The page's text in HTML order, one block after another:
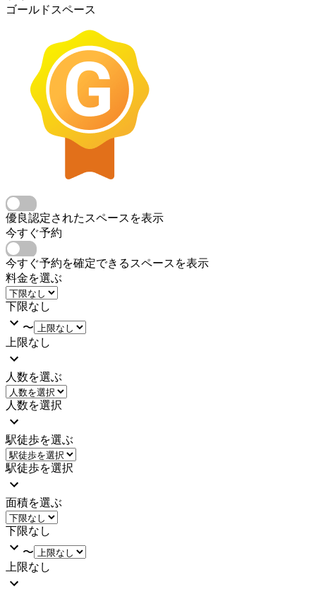
ゴールドスペース
優良認定されたスペースを表示
今すぐ予約
今すぐ予約を確定できるスペースを表示
料金を選ぶ
下限なし
〜
上限なし
人数を選ぶ
人数を選択
駅徒歩を選ぶ
駅徒歩を選択
面積を選ぶ
下限なし
〜
上限なし